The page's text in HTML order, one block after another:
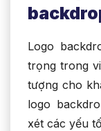
Logo
trọng trong
tượng cho
logo
xét các yếu